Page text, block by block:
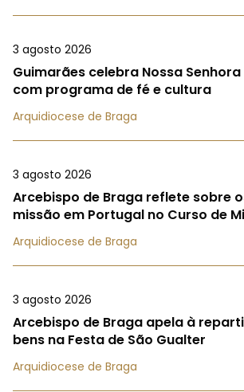
3 agosto 2026
Guimarães celebra Nossa
com programa de fé e cultura
Arquidiocese de Braga
3 agosto 2026
Arcebispo de Braga reflete sobre
missão em Portugal no Curso de
Arquidiocese de Braga
3 agosto 2026
Arcebispo de Braga apela à
bens na Festa de São Gualter
Arquidiocese de Braga